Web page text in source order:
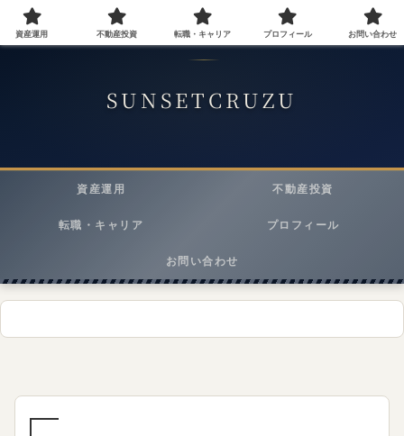
40代会社員が実践する資産運用・転職・ライフスタイルメディア
SUNSETCRUZU
資産運用 不動産投資
転職・キャリア プロフィール
お問い合わせ
資産運用 不動産投資 転職・キャリア プロフィール お問い合わせ